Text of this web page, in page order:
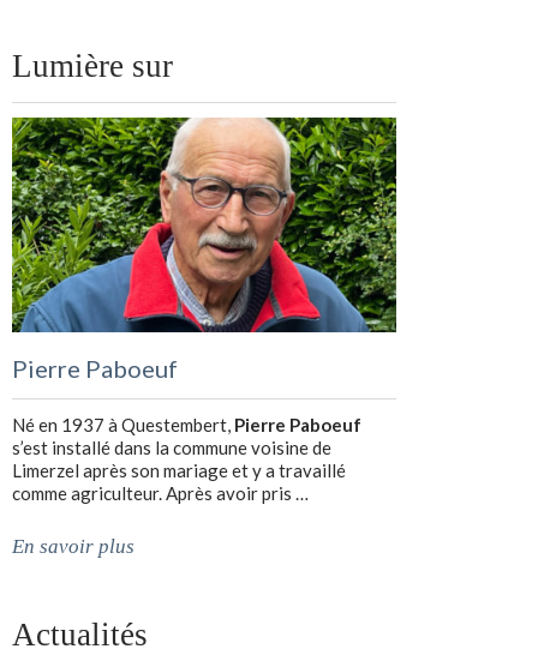
Lumière sur
Pierre Paboeuf
Né en 1937 à Questembert, Pierre Paboeuf
s’est installé dans la commune voisine de
Limerzel après son mariage et y a travaillé
comme agriculteur. Après avoir pris …
En savoir plus
Actualités